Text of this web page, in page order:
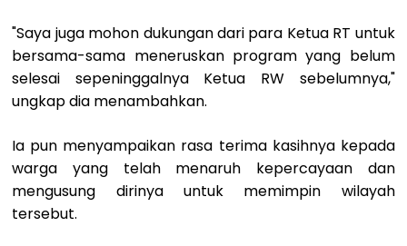
"Saya juga mohon dukungan dari para Ketua RT untuk
bersama-sama meneruskan program yang belum
selesai sepeninggalnya Ketua RW sebelumnya,"
ungkap dia menambahkan.
Ia pun menyampaikan rasa terima kasihnya kepada
warga yang telah menaruh kepercayaan dan
mengusung dirinya untuk memimpin wilayah
tersebut.